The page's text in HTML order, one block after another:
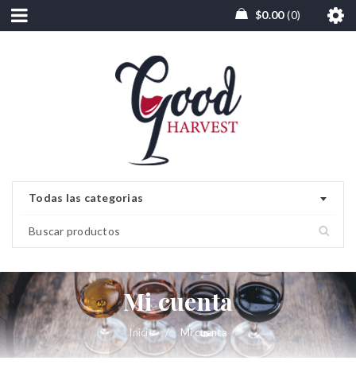
$0.00 0
Todas las categorias
Mi cuenta
Inicio / Mi cuenta